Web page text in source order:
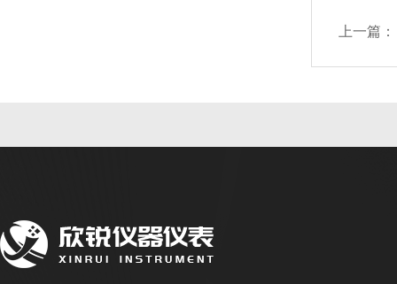
上一篇：